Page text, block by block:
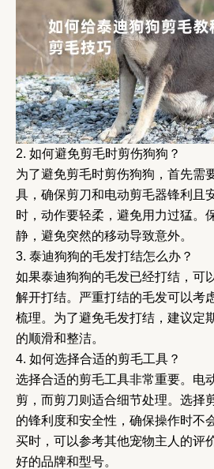
2. 如何避免剪毛时剪伤狗狗？
为了避免剪毛时剪伤狗狗，首先需
具，确保剪刀和电动剪毛器锋利且
时，动作要轻柔，避免用力过猛。
静，避免突然的移动导致意外。
3. 泰迪狗狗的毛发打结怎么办？
如果泰迪狗狗的毛发已经打结，可
解开打结。严重打结的毛发可以考
梳理。为了避免毛发打结，建议定
的顺滑和整洁。
4. 如何选择合适的剪毛工具？
选择合适的剪毛工具非常重要。电
剪，而剪刀则适合细节处理。选择
的锋利度和安全性，确保操作时不
买时，可以参考其他宠物主人的评
好的品牌和型号。